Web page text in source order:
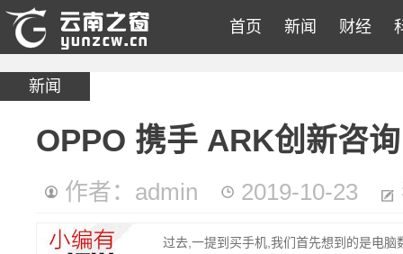
首页 新闻 财经
新闻
OPPO 携手 ARK创新咨
作者：admin 2019-10-23
过去,一提到买手机,我们首先想到的是电